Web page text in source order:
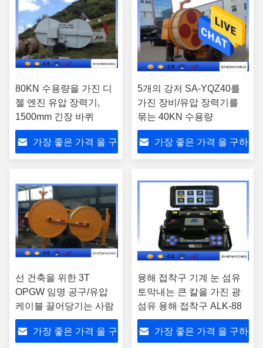
80KN 수용량을 가진 디
젤 엔진 유압 장력기,
1500mm 긴장 바퀴
가장 좋은 가격 을 구
5개의 강저 SA-YQZ40를
가진 장비/유압 장력기를
묶는 40KN 수용량
가장 좋은 가격 을 구하
선 건축을 위한 3T
OPGW 임명 공구/유압
케이블 끌어당기는 사람
가장 좋은 가격 을 구
융해 접착구 기계 눈 섬유
토막내는 큰 칼을 가진 광
섬유 융해 접착구 ALK-88
가장 좋은 가격 을 구하